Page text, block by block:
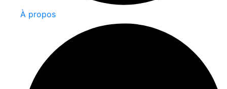
À propos